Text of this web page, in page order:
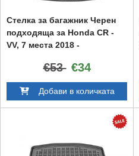
Стелка за багажник Черен
подходяща за Honda CR -
VV, 7 места 2018 -
€53 €34
Добави в количката